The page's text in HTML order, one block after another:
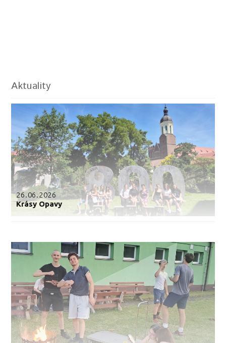
Aktuality
26.06.2026
Krásy Opavy